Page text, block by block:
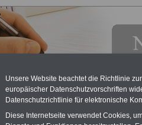
Unsere Website beachtet die Richtlinie
europäischer Datenschutzvorschriften
Datenschutzrichtlinie für elektronische
Diese Internetseite verwendet Cookies,